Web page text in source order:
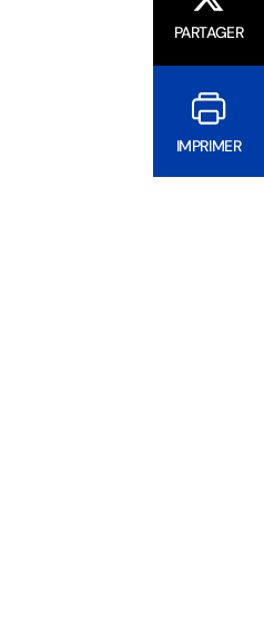
PARTAGER
IMPRIMER